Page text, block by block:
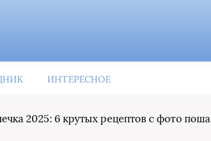
ИНТЕРЕСНОЕ
2025: 6 крутых рецептов с фото